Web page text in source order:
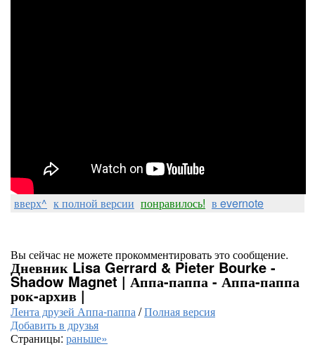
вверх^ к полной версии понравилось! в evernote
Вы сейчас не можете прокомментировать это сообщение.
Дневник Lisa Gerrard & Pieter Bourke -
Shadow Magnet | Аппа-паппа - Аппа-паппа
рок-архив |
Лента друзей Аппа-паппа/Полная версия
Добавить в друзья
Страницы: раньше»